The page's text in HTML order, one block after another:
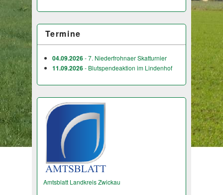
Termine
04.09.2026- 7. Niederfrohnaer Skatturnier
11.09.2026- Blutspendeaktion im Lindenhof
Amtsblatt Landkreis Zwickau